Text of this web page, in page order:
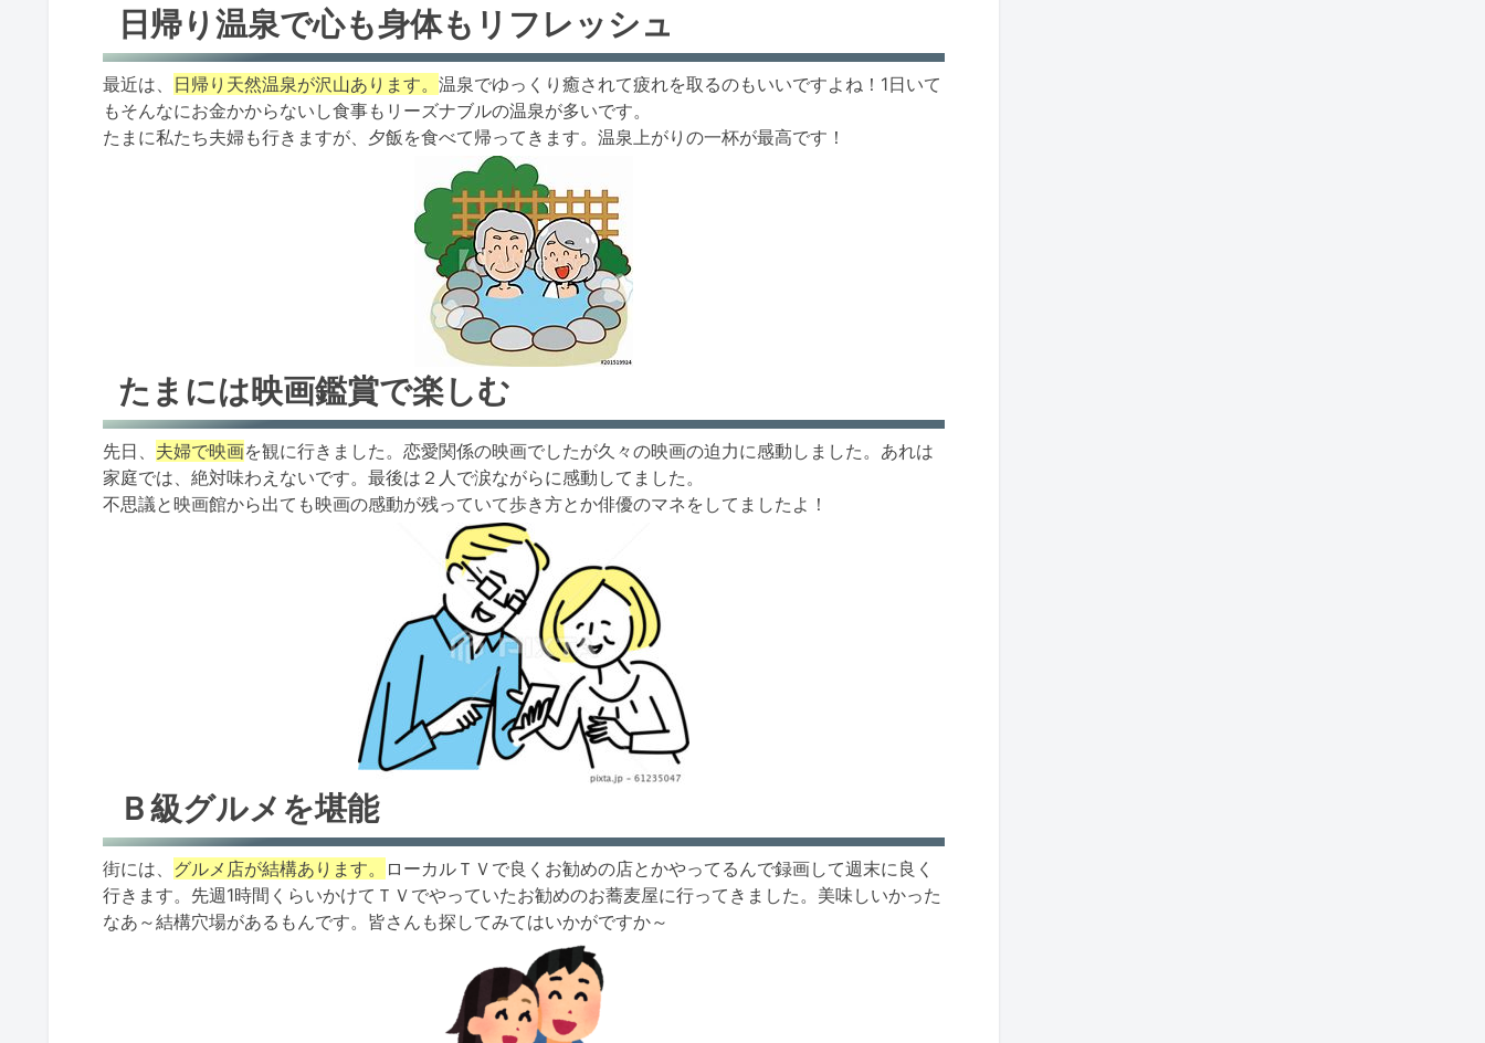
日帰り温泉で心も身体もリフレッシュ
最近は、 日帰り天然温泉が沢山あります。 温泉でゆっくり癒されて疲れを取るのもいいですよね！1日いて
もそんなにお金かからないし食事もリーズナブルの温泉が多いです。
たまに私たち夫婦も行きますが、夕飯を食べて帰ってきます。温泉上がりの一杯が最高です！
たまには映画鑑賞で楽しむ
先日、 夫婦で映画を観に行きました。恋愛関係の映画でしたが久々の映画の迫力に感動しました。あれは
家庭では、絶対味わえないです。最後は２人で涙ながらに感動してました。
不思議と映画館から出ても映画の感動が残っていて歩き方とか俳優のマネをしてましたよ！
Ｂ級グルメを堪能
街には、 グルメ店が結構あります。
ローカルＴＶで良くお勧めの店とかやってるんで録画して週末に良く
行きます。先週1時間くらいかけてＴＶでやっていたお勧めのお蕎麦屋に行ってきました。美味しいかった
なあ～結構穴場があるもんです。皆さんも探してみてはいかがですか～